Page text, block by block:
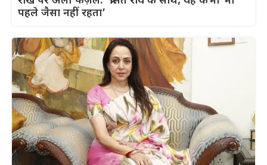
पहले जैसा नहीं रहता’